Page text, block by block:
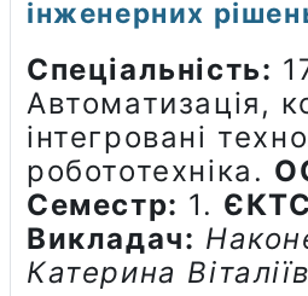
інженерних
Спеціальність:
Автоматизація,
інтегровані
робототехніка.
Семестр: 1.
Викладач:
Катерина